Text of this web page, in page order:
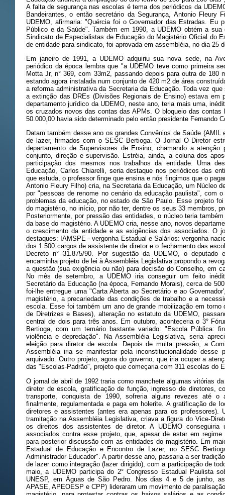
A falta de segurança nas escolas é tema dos periódicos da
Bandeirantes, o então secretário da Segurança, Antonio Fleury
UDEMO, afirmaria: "Quércia foi o Governador das Estradas. Eu
Público e da Saúde". Também em 1990, a UDEMO obtém a
Sindicato de Especialistas de Educação do Magistério Oficial do
de entidade para sindicato, foi aprovada em assembléia, no dia 25
Em janeiro de 1991, a UDEMO adquiriu sua nova sede, na
periódico da época lembra que "a UDEMO teve como primeira
Motta Jr, n° 369, com 33m2, passando depois para outra de 180
estando agora instalada num conjunto de 420 m2 de área
a reforma administrativa da Secretaria da Educação. Toda vez
a extinção das DREs (Divisões Regionais de Ensino) estava em
departamento jurídico da UDEMO, neste ano, teria mais uma,
os cruzados novos das contas das APMs. O bloqueio das contas
50.000,00 havia sido determinado pelo então presidente Fernando
Datam também desse ano os grandes Convênios de Saúde
de lazer, firmados com o SESC Bertioga. O Jornal O Diretor
departamento de Supervisores de Ensino, chamando a
conjunto, direção e supervisão. Estréia, ainda, a coluna dos
participação dos mesmos nos trabalhos da entidade. Uma
Educação, Carlos Chiarelli, seria destaque nos periódicos das
que estuda, o professor finge que ensina e nós fingimos que o
Antonio Fleury Filho) cria, na Secretaria da Educação, um Núcleo
por "pessoas de renome no cenário da educação paulista", com
problemas da educação, no estado de São Paulo. Esse projeto
do magistério, no início, por não ter, dentre os seus 33 membros,
Posteriormente, por pressão das entidades, o núcleo teria
da base do magistério. A UDEMO cria, nesse ano, novos
o crescimento da entidade e as exigências dos associados. O
destaques: IAMSPE - vergonha Estadual e Salários: vergonha
dos 1.500 cargos de assistente de diretor e o fechamento das
Decreto n° 31.875/90. Por sugestão da UDEMO, o deputado
encaminha projeto de lei à Assembléia Legislativa propondo a
a questão (sua exigência ou não) para decisão do Conselho, em
No mês de setembro, a UDEMO iria conseguir um feito
Secretário da Educação (na época, Fernando Morais), cerca de
foi-lhe entregue uma "Carta Aberta ao Secretário e ao
magistério, a precariedade das condições de trabalho e a
escola. Esse foi também um ano de grande mobilização em
de Diretrizes e Bases), alteração no estatuto da UDEMO,
central de dois para três anos. Em outubro, aconteceria o 3°
Bertioga, com um temário bastante variado: "Escola Pública:
violência e depredação". Na Assembléia Legislativa, seria
eleição para diretor de escola. Depois de muita pressão, a
Assembléia iria se manifestar pela inconstitucionalidade
arquivado. Outro projeto, agora do governo, que iria ocupar a
das "Escolas-Padrão", projeto que começaria com 311 escolas do
O jornal de abril de 1992 traria como manchete algumas vitórias
diretor de escola, gratificação de função, ingresso de diretores,
transporte, conquista de 1990, sofreria alguns revezes até o
finalmente, regulamentada e paga em holerite. A gratificação de
diretores e assistentes (antes era apenas para os professores).
tramitação na Assembléia Legislativa, criava a figura do Vice-
os direitos dos assistentes de diretor. A UDEMO conseguiria
associados contra esse projeto, que, apesar de estar em
para posterior discussão com as entidades do magistério. Em
Estadual de Educação e Encontro de Lazer, no SESC
Administrador Educador". A partir desse ano, passaria a ser
de lazer como integração (lazer dirigido), com a participação de
maio, a UDEMO participa do 2° Congresso Estadual Paulista
UNESP, em Águas de São Pedro. Nos dias 4 e 5 de junho,
APASE, APEOESP e CPP) lideraram um movimento de